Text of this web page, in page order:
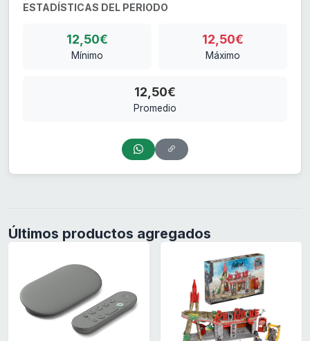
ESTADÍSTICAS DEL PERIODO
12,50€
Mínimo
12,50€
Máximo
12,50€
Promedio
Últimos productos agregados